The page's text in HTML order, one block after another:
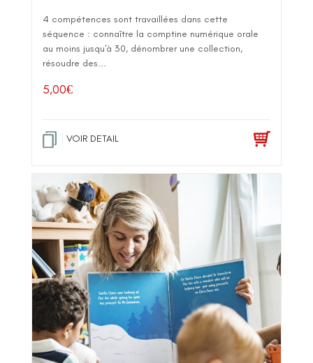
4 compétences sont travaillées dans cette
séquence : connaître la comptine numérique orale
au moins jusqu'à 30, dénombrer une collection,
résoudre des...
5,00€
VOIR DETAIL